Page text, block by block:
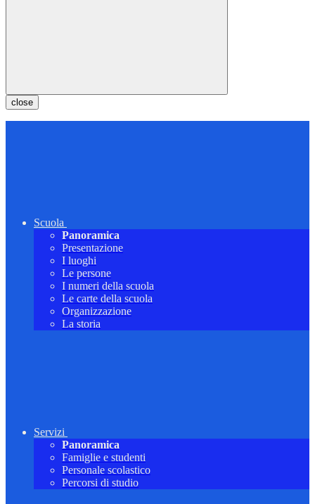
close
Scuola
Panoramica
Presentazione
I luoghi
Le persone
I numeri della scuola
Le carte della scuola
Organizzazione
La storia
Servizi
Panoramica
Famiglie e studenti
Personale scolastico
Percorsi di studio